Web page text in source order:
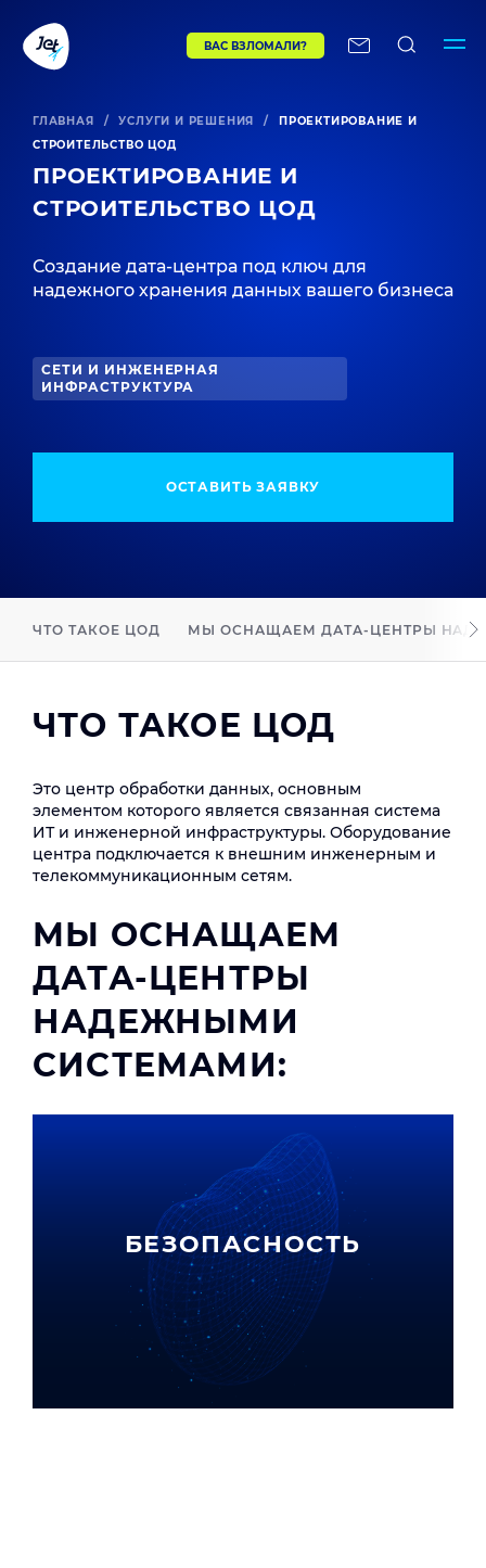
ВАС ВЗЛОМАЛИ?
ГЛАВНАЯ / УСЛУГИ И РЕШЕНИЯ /
ПРОЕКТИРОВАНИЕ И
СТРОИТЕЛЬСТВО ЦОД
ПРОЕКТИРОВАНИЕ И
СТРОИТЕЛЬСТВО ЦОД
Создание дата-центра под ключ для
надежного хранения данных вашего бизнеса
СЕТИ И ИНЖЕНЕРНАЯ
ИНФРАСТРУКТУРА
ОСТАВИТЬ ЗАЯВКУ
ЧТО ТАКОЕ ЦОД МЫ ОСНАЩАЕМ ДАТА-ЦЕНТРЫ
ЧТО ТАКОЕ ЦОД
Это центр обработки данных, основным
элементом которого является связанная система
ИТ и инженерной инфраструктуры. Оборудование
центра подключается к внешним инженерным и
телекоммуникационным сетям.
МЫ ОСНАЩАЕМ
ДАТА-ЦЕНТРЫ
НАДЕЖНЫМИ
СИСТЕМАМИ:
БЕЗОПАСНОСТЬ